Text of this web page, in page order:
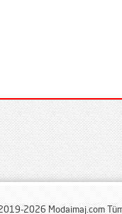
2026 Modaimaj.com Tüm